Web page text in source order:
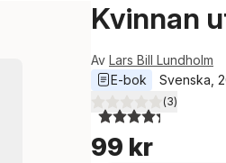
Kvinnan
Av Lars Bill Lundholm
E-bok
Svenska
4,3utav 5 stjärnor.
(3)
99 kr